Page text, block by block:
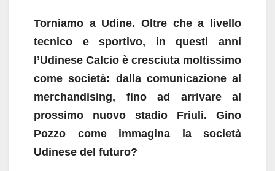
Torniamo a Udine. Oltre che a livello
tecnico e sportivo, in questi anni
l’Udinese Calcio è cresciuta moltissimo
come società: dalla comunicazione al
merchandising, fino ad arrivare al
prossimo nuovo stadio Friuli. Gino
Pozzo come immagina la società
Udinese del futuro?